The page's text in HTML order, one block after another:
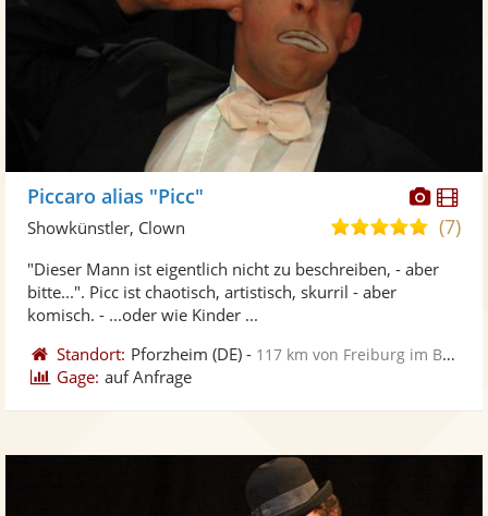
Fotos
Piccaro alias "Picc"
4,8
5
(7)
Showkünstler, Clown
"Dieser Mann ist eigentlich nicht zu beschreiben, - aber
bitte...". Picc ist chaotisch, artistisch, skurril - aber
komisch. - ...oder wie Kinder ...
Standort: Pforzheim (DE) - 117 km von Freiburg im Breisgau
Gage: auf Anfrage